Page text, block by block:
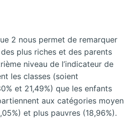
2 nous permet de remarquer
plus riches et des parents
niveau de l’indicateur de
les classes (soient
et 21,49%) que les enfants
aux catégories moyen
et plus pauvres (18,96%).